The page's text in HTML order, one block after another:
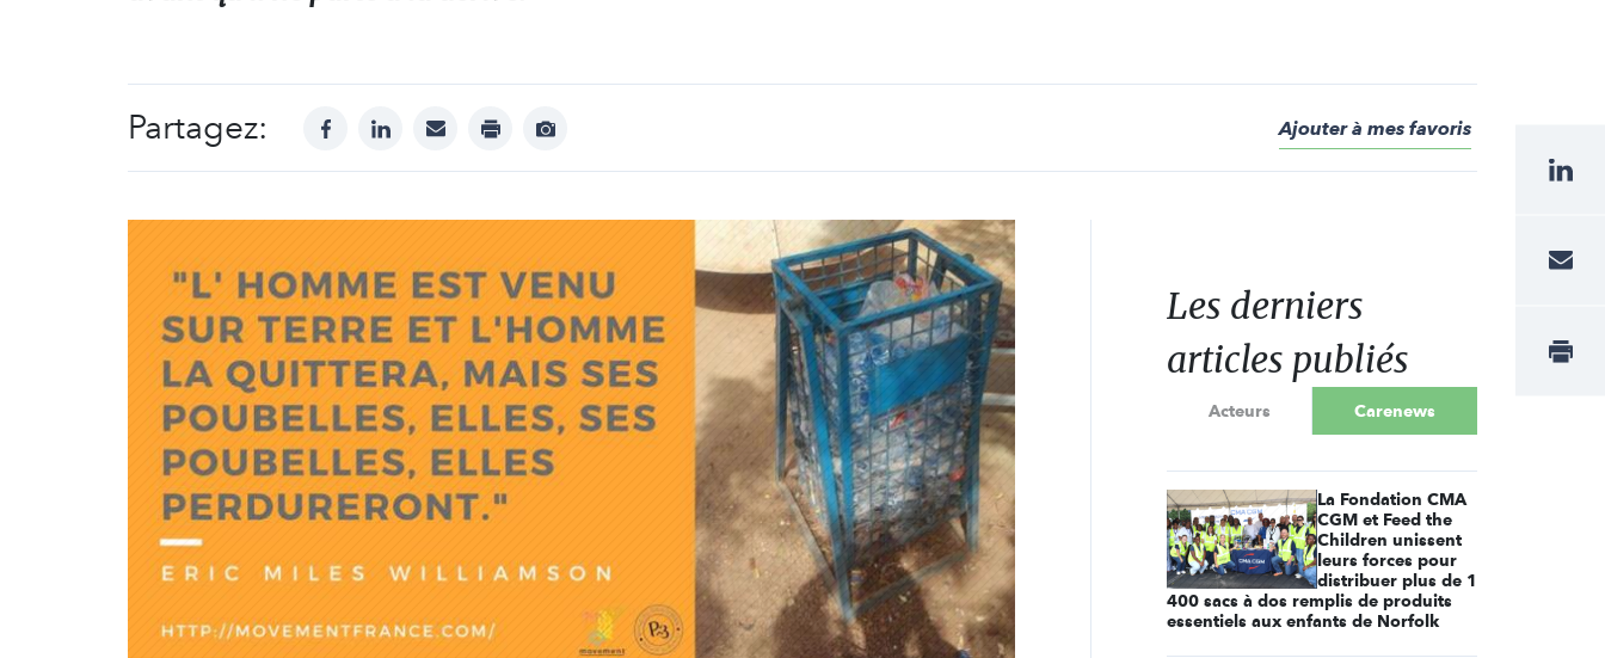
Partagez: facebooklinkedinmail print
Afficher
Ajouter à mes favoris
Les derniers
articles publiés
Acteurs Carenews
La Fondation CMA
CGM et Feed the
Children unissent
leurs forces pour
distribuer plus de 1
400 sacs à dos remplis de produits
essentiels aux enfants de Norfolk